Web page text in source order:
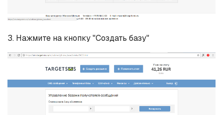
3. Нажмите на кнопку "Создать базу"